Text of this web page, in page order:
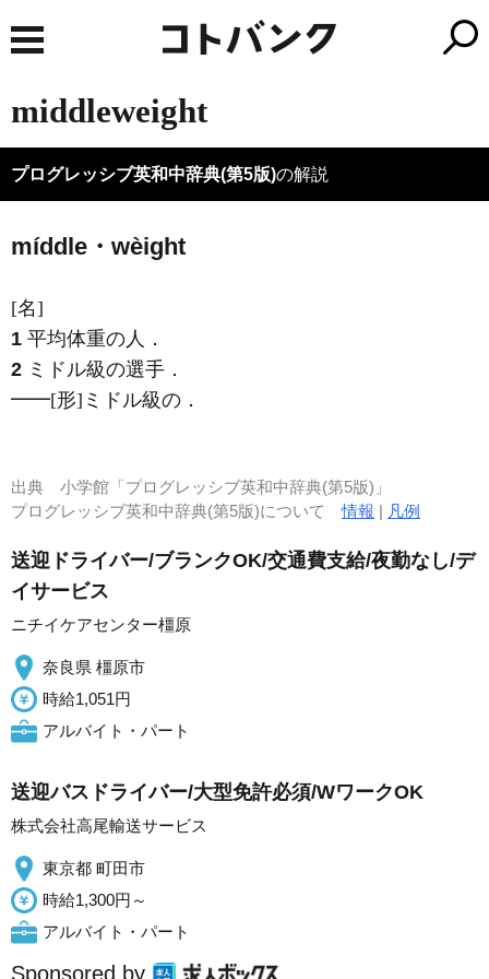
middleweight
プログレッシブ英和中辞典(第5版)の解説
míddle・wèight
[名]
1 平均体重の人 ．
2 ミドル級の選手 ．
━━[形] ミドル級の ．
出典 小学館「プログレッシブ英和中辞典(第5版)」
プログレッシブ英和中辞典(第5版)について情報 | 凡例
送迎ドライバー/ブランクOK/交通費支給/夜勤なし/デ
イサービス
ニチイケアセンター橿原
奈良県 橿原市
時給1,051円
アルバイト・パート
送迎バスドライバー/大型免許必須/WワークOK
株式会社高尾輸送サービス
東京都 町田市
時給1,300円～
アルバイト・パート
Sponsored by